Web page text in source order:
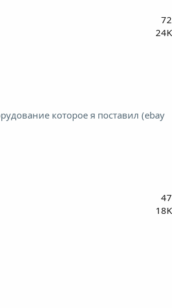
72
24K
которое я поставил (ebay
47
18K